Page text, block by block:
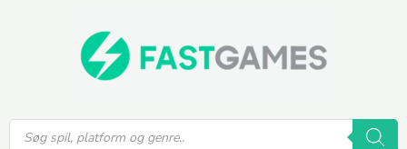
Products
search